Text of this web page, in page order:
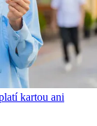
kartou ani